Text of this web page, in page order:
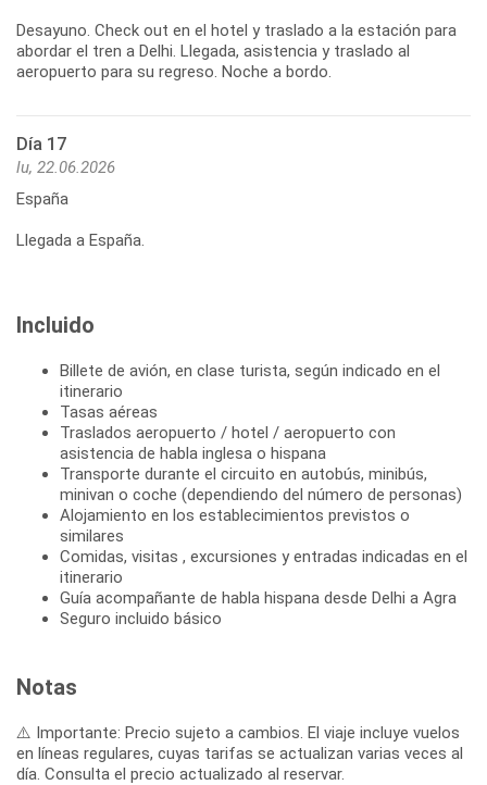
Desayuno. Check out en el hotel y traslado a la estación para
abordar el tren a Delhi. Llegada, asistencia y traslado al
aeropuerto para su regreso. Noche a bordo.
Día 17
lu, 22.06.2026
España
Llegada a España.
Incluido
Billete de avión, en clase turista, según indicado en el
itinerario
Tasas aéreas
Traslados aeropuerto / hotel / aeropuerto con
asistencia de habla inglesa o hispana
Transporte durante el circuito en autobús, minibús,
minivan o coche (dependiendo del número de personas)
Alojamiento en los establecimientos previstos o
similares
Comidas, visitas , excursiones y entradas indicadas en el
itinerario
Guía acompañante de habla hispana desde Delhi a Agra
Seguro incluido básico
Notas
⚠️ Importante: Precio sujeto a cambios. El viaje incluye vuelos
en líneas regulares, cuyas tarifas se actualizan varias veces al
día. Consulta el precio actualizado al reservar.